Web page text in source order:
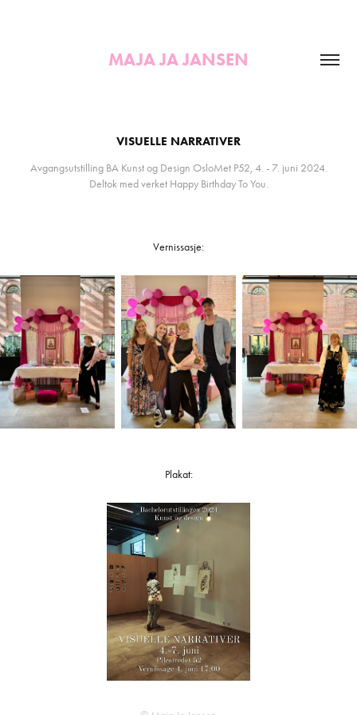
MAJA JA JANSEN
VISUELLE NARRATIVER
Avgangsutstilling BA Kunst og Design OsloMet P52, 4. - 7. juni 2024.
Deltok med verket Happy Birthday To You.
Vernissasje:
Plakat: